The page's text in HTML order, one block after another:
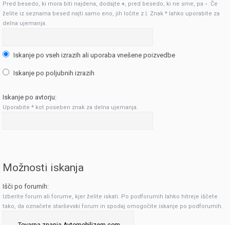
Pred besedo, ki mora biti najdena, dodajte +, pred besedo, ki ne sme, pa -. Če
želite iz seznama besed najti samo eno, jih ločite z |. Znak * lahko uporabite za
delna ujemanja.
Iskanje po vseh izrazih ali uporaba vnešene poizvedbe
Iskanje po poljubnih izrazih
Iskanje po avtorju:
Uporabite * kot poseben znak za delna ujemanja.
Možnosti iskanja
Išči po forumih:
Izberite forum ali forume, kjer želite iskati. Po podforumih lahko hitreje iščete
tako, da označete starševski forum in spodaj omogočite iskanje po podforumih.